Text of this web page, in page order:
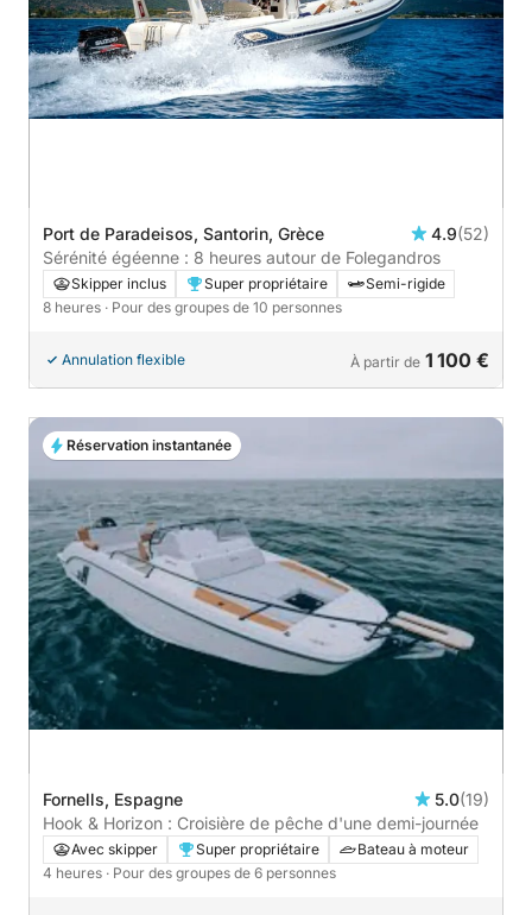
Port de Paradeisos, Santorin, Grèce 4.9(52)
Sérénité égéenne : 8 heures autour de Folegandros
Skipper inclus Super propriétaire
Semi-rigide
8 heures · Pour des groupes de 10 personnes
Annulation flexible À partir de 1 100 €
Fornells, Espagne 5.0(19)
Hook & Horizon : Croisière de pêche d'une demi-journée
Avec skipper Super propriétaire
Bateau à moteur
4 heures · Pour des groupes de 6 personnes
Réservation instantanée